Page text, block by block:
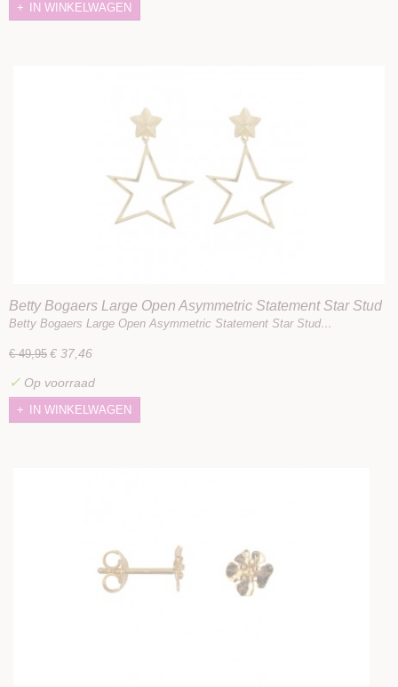
IN WINKELWAGEN
Betty Bogaers Large Open Asymmetric Statement Star Stud
Earrings Gold Plated
Betty Bogaers Large Open Asymmetric Statement Star Stud…
€ 49,95 € 37,46
✓ Op voorraad
IN WINKELWAGEN